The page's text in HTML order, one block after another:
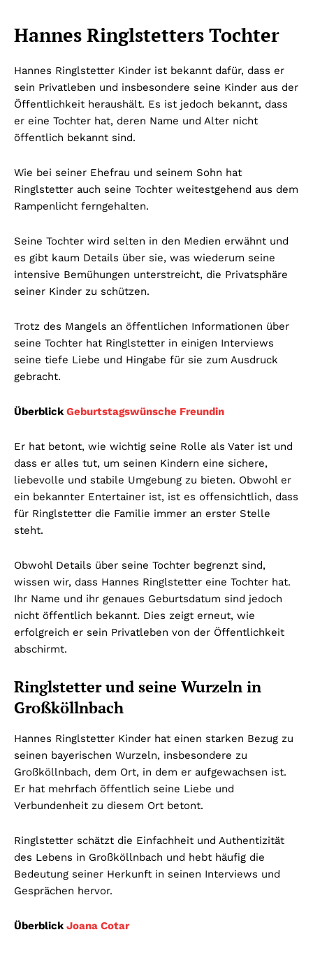
Hannes Ringlstetters Tochter
Hannes Ringlstetter Kinder ist bekannt dafür, dass er
sein Privatleben und insbesondere seine Kinder aus der
Öffentlichkeit heraushält. Es ist jedoch bekannt, dass
er eine Tochter hat, deren Name und Alter nicht
öffentlich bekannt sind.
Wie bei seiner Ehefrau und seinem Sohn hat
Ringlstetter auch seine Tochter weitestgehend aus dem
Rampenlicht ferngehalten.
Seine Tochter wird selten in den Medien erwähnt und
es gibt kaum Details über sie, was wiederum seine
intensive Bemühungen unterstreicht, die Privatsphäre
seiner Kinder zu schützen.
Trotz des Mangels an öffentlichen Informationen über
seine Tochter hat Ringlstetter in einigen Interviews
seine tiefe Liebe und Hingabe für sie zum Ausdruck
gebracht.
Überblick Geburtstagswünsche Freundin
Er hat betont, wie wichtig seine Rolle als Vater ist und
dass er alles tut, um seinen Kindern eine sichere,
liebevolle und stabile Umgebung zu bieten. Obwohl er
ein bekannter Entertainer ist, ist es offensichtlich, dass
für Ringlstetter die Familie immer an erster Stelle
steht.
Obwohl Details über seine Tochter begrenzt sind,
wissen wir, dass Hannes Ringlstetter eine Tochter hat.
Ihr Name und ihr genaues Geburtsdatum sind jedoch
nicht öffentlich bekannt. Dies zeigt erneut, wie
erfolgreich er sein Privatleben von der Öffentlichkeit
abschirmt.
Ringlstetter und seine Wurzeln in
Großköllnbach
Hannes Ringlstetter Kinder hat einen starken Bezug zu
seinen bayerischen Wurzeln, insbesondere zu
Großköllnbach, dem Ort, in dem er aufgewachsen ist.
Er hat mehrfach öffentlich seine Liebe und
Verbundenheit zu diesem Ort betont.
Ringlstetter schätzt die Einfachheit und Authentizität
des Lebens in Großköllnbach und hebt häufig die
Bedeutung seiner Herkunft in seinen Interviews und
Gesprächen hervor.
Überblick Joana Cotar